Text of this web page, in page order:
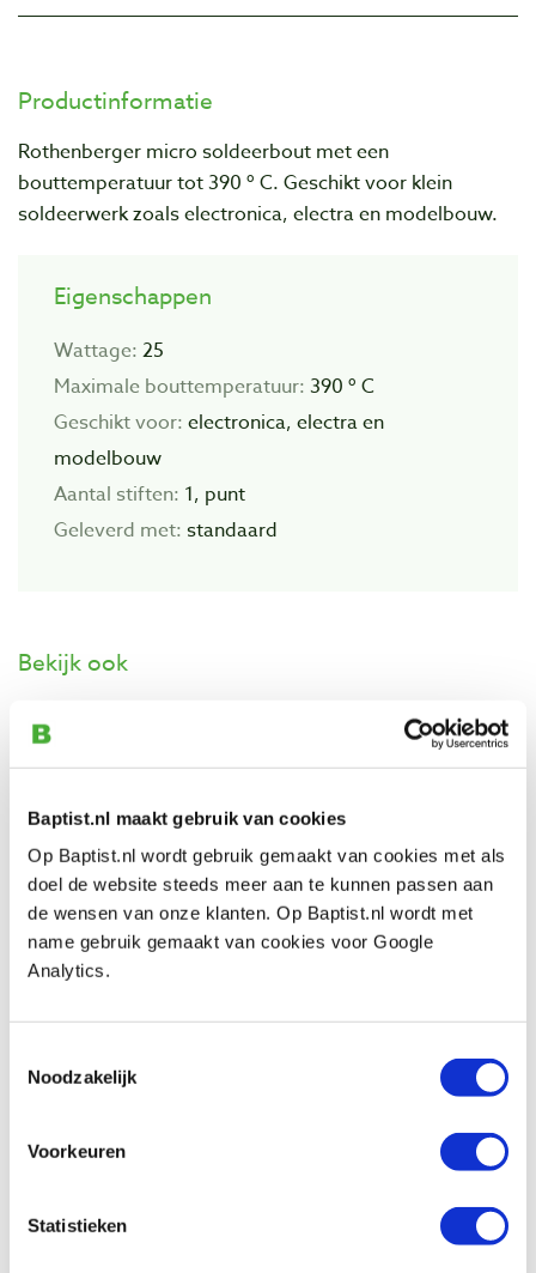
Baptist.nl maakt gebruik van cookies
Op Baptist.nl wordt gebruik gemaakt van cookies met als
doel de website steeds meer aan te kunnen passen aan
de wensen van onze klanten. Op Baptist.nl wordt met
name gebruik gemaakt van cookies voor Google
Analytics.
Noodzakelijk
Voorkeuren
Statistieken
Productinformatie
Rothenberger micro soldeerbout met een
bouttemperatuur tot 390 º C. Geschikt voor klein
soldeerwerk zoals electronica, electra en modelbouw.
Eigenschappen
Wattage: 25
Maximale bouttemperatuur: 390 º C
Geschikt voor: electronica, electra en
modelbouw
Aantal stiften: 1, punt
Geleverd met: standaard
Bekijk ook
Griffon electro draadsoldeer tin/koper
99/1 harskern Ø 1,5 mm in doseerpen
€ 14,50 incl. btw
€ 11,98 excl. btw
Op voorraad
Vergelijken
JSP Stealth beschermbril transparant